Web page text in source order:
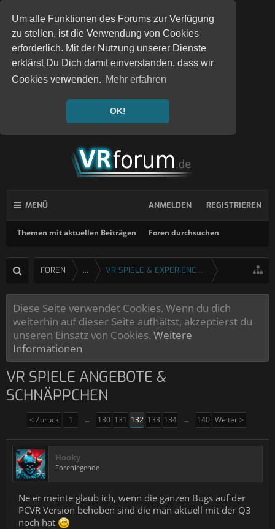
Um alle Funktionen des Forums zur Verfügung
zu stellen, ist die Verwendung von Cookies
erforderlich. Mit der Nutzung unserer Dienste
erklärst Du Dich damit einverstanden, dass wir
Cookies verwenden. Mehr erfahren
OK!
MENÜ
Themen mit aktuellen Beiträgen Foren durchsuchen
ANMELDEN REGISTRIEREN
FOREN ... VR SPIELE & EXPERIENCES
Diese Seite verwendet Cookies. Wenn du dich
weiterhin auf dieser Seite aufhältst, akzeptierst du
unseren Einsatz von Cookies. Weitere
Informationen
VR SPIELE ANGEBOTE &
SCHNÄPPCHEN
< Zurück 1 ← 130 131 132 133 134 → 140 Weiter >
Hooky
Forenlegende
Ne er meinte glaub ich, wenn die ganzen Bugs auf der
PCVR Version behoben sind die man aktuell mit der Q3
noch hat